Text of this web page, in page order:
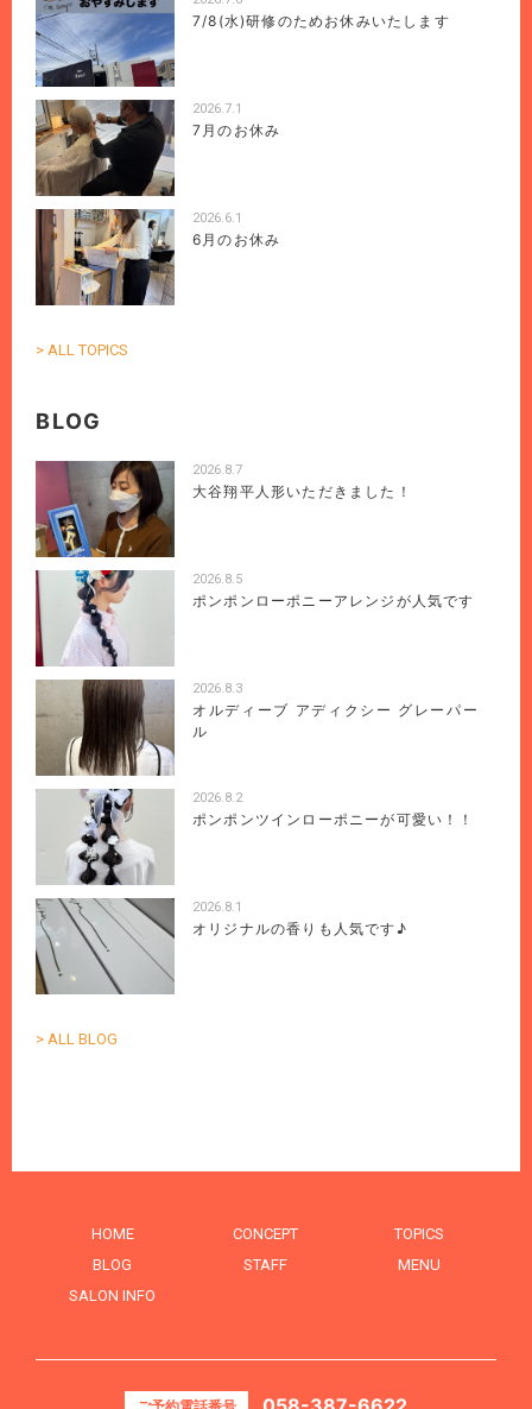
ご予約電話番号
7/8(水)研修のためお休みいたします
2026.7.1
7月のお休み
2026.6.1
6月のお休み
> ALL TOPICS
BLOG
2026.8.7
大谷翔平人形いただきました！
2026.8.5
ポンポンローポニーアレンジが人気です
2026.8.3
オルディーブ アディクシー グレーパー
ル
2026.8.2
ポンポンツインローポニーが可愛い！！
2026.8.1
オリジナルの香りも人気です♪
> ALL BLOG
HOME CONCEPT
TOPICS
BLOG
STAFF
MENU
SALON INFO